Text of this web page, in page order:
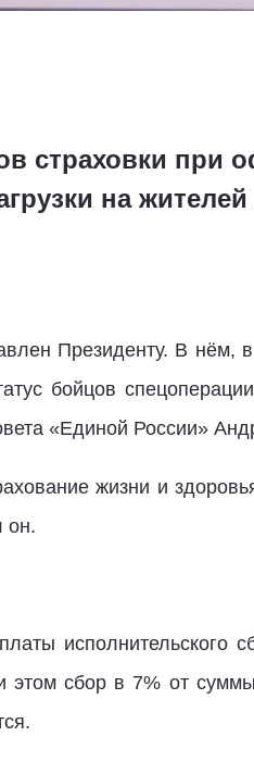
страховки при
на жителей
Президенту. В нём, в
бойцов
«Единой России»
жизни и
он.
исполнительского
этом сбор в 7% от